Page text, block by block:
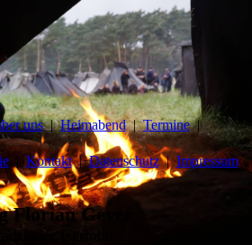
uns Heimabend Termine
Kontakt Datenschutz Impressum
Florian Geyer
Iserlohn